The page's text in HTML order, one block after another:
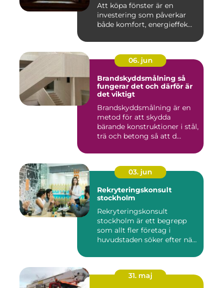
Att köpa fönster är en
investering som påverkar
både komfort, energieffek...
06. jun
Brandskyddsmålning så
fungerar det och därför är
det viktigt
Brandskyddsmålning är en
metod för att skydda
bärande konstruktioner i stål,
trä och betong så att d...
03. jun
Rekryteringskonsult
stockholm
Rekryteringskonsult
stockholm är ett begrepp
som allt fler företag i
huvudstaden söker efter när
31. maj